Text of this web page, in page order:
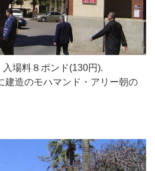
場料８ポンド(130円).
建造のモハマンド・アリー朝の